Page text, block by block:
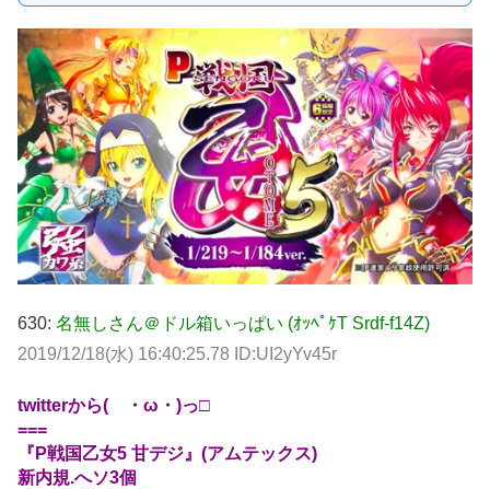
630: 名無しさん＠ドル箱いっぱい (ｵｯﾍﾟｹT Srdf-f14Z)
2019/12/18(水) 16:40:25.78 ID:UI2yYv45r
twitterから( ・ω・)っ□
===
『P戦国乙女5 甘デジ』(アムテックス)
新内規.へソ3個